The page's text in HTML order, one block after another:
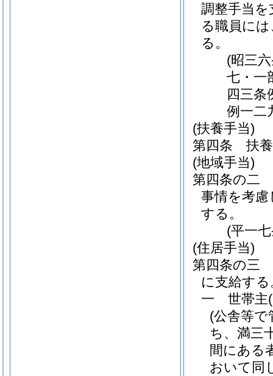
調整手当
る職員には
る。
(昭三
七・一
四三条
例一二
(扶養手当)
第四条
扶
(地域手当)
第四条の二
事情を考
する。
(平一
(住居手当)
第四条の三
に支給する
一
世帯主
(公舎等
ち、満三
間にある
おいて同